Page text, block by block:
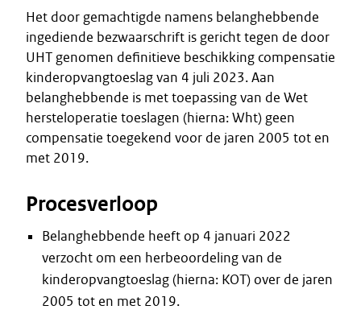
Het door gemachtigde namens belanghebbende
ingediende bezwaarschrift is gericht tegen de door
UHT genomen definitieve beschikking compensatie
kinderopvangtoeslag van 4 juli 2023. Aan
belanghebbende is met toepassing van de Wet
hersteloperatie toeslagen (hierna: Wht) geen
compensatie toegekend voor de jaren 2005 tot en
met 2019.
Procesverloop
Belanghebbende heeft op 4 januari 2022
verzocht om een herbeoordeling van de
kinderopvangtoeslag (hierna: KOT) over de jaren
2005 tot en met 2019.